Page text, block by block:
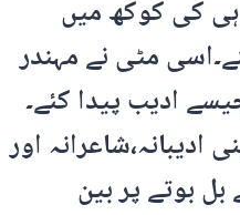
کی کوکھ میں
مٹی نے مہندر
ادیب پیدا کئے۔
اور
بوتے پر بین